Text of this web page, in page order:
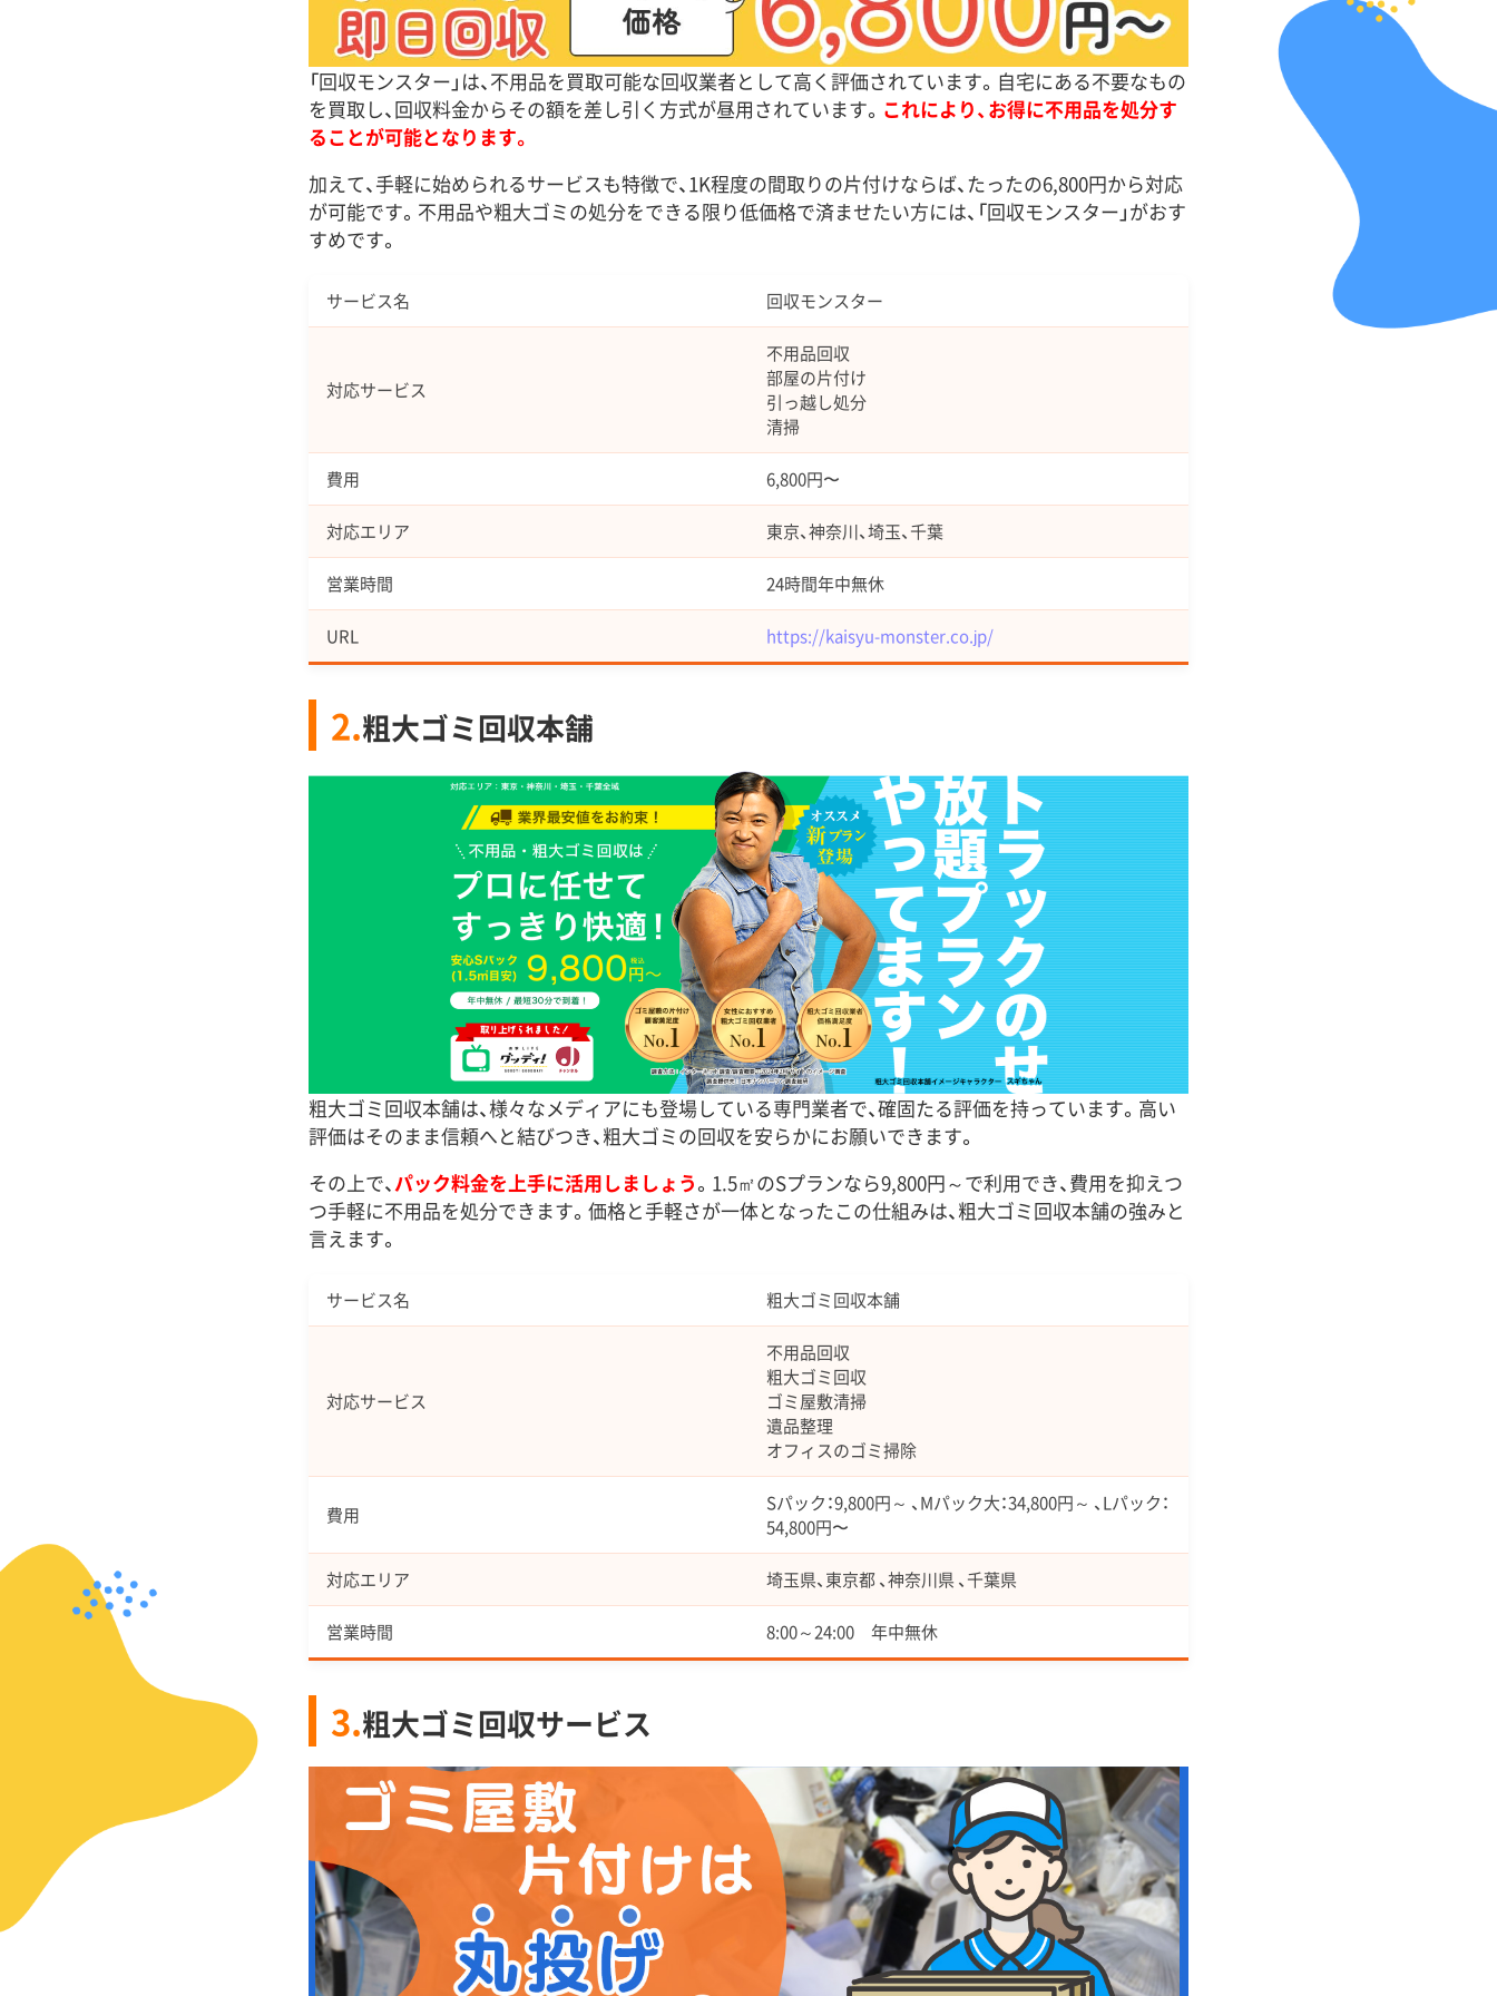
「回収モンスター」は、不用品を買取可能な回収業者として高く評価されています。自宅にある不要なもの
を買取し、回収料金からその額を差し引く方式が昼用されています。 これにより、お得に不用品を処分す
ることが可能となります。
加えて、手軽に始められるサービスも特徴で、1K程度の間取りの片付けならば、たったの6,800円から対応
が可能です。不用品や粗大ゴミの処分をできる限り低価格で済ませたい方には、「回収モンスター」がおす
すめです。
サービス名 回収モンスター
対応サービス
不用品回収
部屋の片付け
引っ越し処分
清掃
費用 6,800円〜
対応エリア 東京、神奈川、埼玉、千葉
営業時間 24時間年中無休
URL https://kaisyu-monster.co.jp/
2.粗大ゴミ回収本舗
粗大ゴミ回収本舗は、様々なメディアにも登場している専門業者で、確固たる評価を持っています。高い
評価はそのまま信頼へと結びつき、粗大ゴミの回収を安らかにお願いできます。
その上で、 パック料金を上手に活用しましょう。1.5㎡のSプランなら9,800円～で利用でき、費用を抑えつ
つ手軽に不用品を処分できます。価格と手軽さが一体となったこの仕組みは、粗大ゴミ回収本舗の強みと
言えます。
サービス名 粗大ゴミ回収本舗
対応サービス
不用品回収
粗大ゴミ回収
ゴミ屋敷清掃
遺品整理
オフィスのゴミ掃除
費用
Sパック：9,800円～ 、Mパック大：34,800円～ 、Lパック：
54,800円〜
対応エリア 埼玉県、東京都 、神奈川県 、千葉県
営業時間 8:00～24:00 年中無休
3.粗大ゴミ回収サービス